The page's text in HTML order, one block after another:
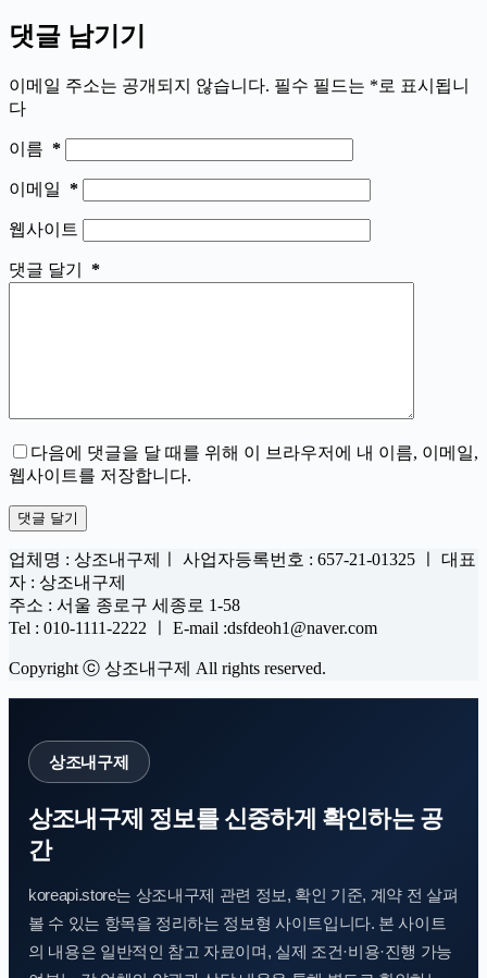
댓글 남기기
이메일 주소는 공개되지 않습니다. 필수 필드는 *로 표시됩니
다
이름 *
이메일 *
웹사이트
댓글 달기 *
다음에 댓글을 달 때를 위해 이 브라우저에 내 이름, 이메일,
웹사이트를 저장합니다.
댓글 달기
업체명 : 상조내구제ㅣ 사업자등록번호 : 657-21-01325 ㅣ 대표
자 : 상조내구제
주소 : 서울 종로구 세종로 1-58
Tel : 010-1111-2222 ㅣ E-mail :dsfdeoh1@naver.com
Copyright ⓒ 상조내구제 All rights reserved.
상조내구제
상조내구제 정보를 신중하게 확인하는 공
간
koreapi.store는 상조내구제 관련 정보, 확인 기준, 계약 전 살펴
볼 수 있는 항목을 정리하는 정보형 사이트입니다. 본 사이트
의 내용은 일반적인 참고 자료이며, 실제 조건·비용·진행 가능